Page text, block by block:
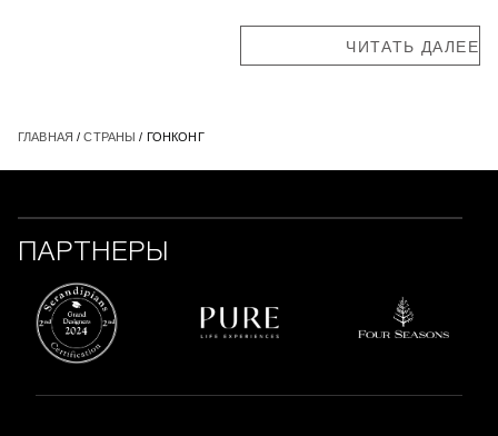
ЧИТАТЬ ДАЛЕЕ
ГЛАВНАЯ /СТРАНЫ / ГОНКОНГ
ПАРТНЕРЫ